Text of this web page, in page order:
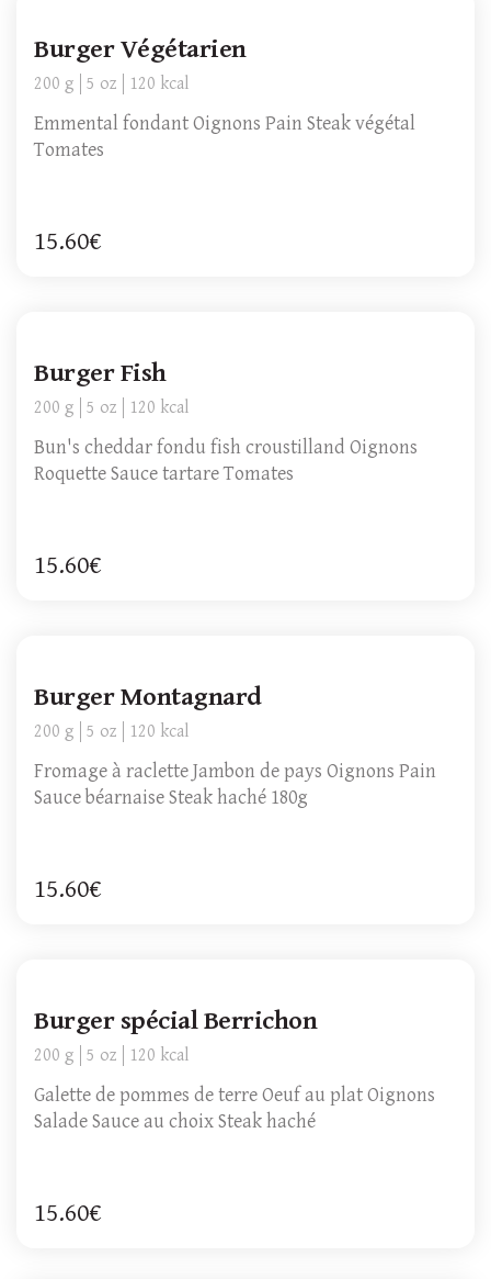
Burger Végétarien
200 g 5 oz 120 kcal
Emmental fondant Oignons Pain Steak végétal
Tomates
15.60€
Burger Fish
200 g 5 oz 120 kcal
Bun's cheddar fondu fish croustilland Oignons
Roquette Sauce tartare Tomates
15.60€
Burger Montagnard
200 g 5 oz 120 kcal
Fromage à raclette Jambon de pays Oignons Pain
Sauce béarnaise Steak haché 180g
15.60€
Burger spécial Berrichon
200 g 5 oz 120 kcal
Galette de pommes de terre Oeuf au plat Oignons
Salade Sauce au choix Steak haché
15.60€